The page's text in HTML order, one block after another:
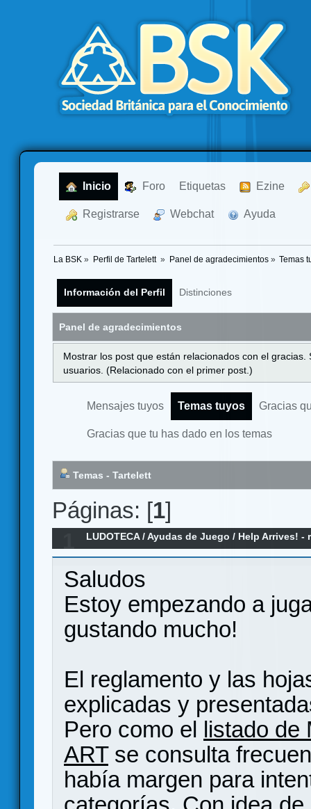
Inicio Foro Etiquetas Ezine
Registrarse Webchat Ayuda
La BSK » Perfil de Tartelett » Panel de agradecimientos» Temas
Información del Perfil Distinciones
Panel de agradecimientos
Mostrar los post que están relacionados con el
usuarios. (Relacionado con el primer post.)
Mensajes tuyos Temas tuyos Gracias
Gracias que tu has dado en los temas
Temas - Tartelett
Páginas: [1]
LUDOTECA/Ayudas de Juego / Help Arrives! -
modificadores de combate
Saludos
Estoy empezando a
gustando mucho!
El reglamento y las
explicadas y
Pero como el listado de
ARTse consulta
había margen para